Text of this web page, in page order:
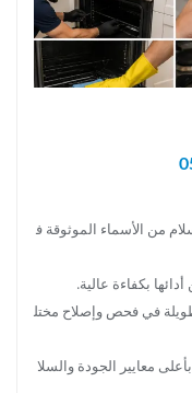
من الأسماء الموثوقة ف
بكفاءة عالية.
في فحص وإصلاح مختل
معايير الجودة والسلا